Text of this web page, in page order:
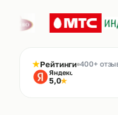
★Рейтинги 400+
Яндекс
5,0★